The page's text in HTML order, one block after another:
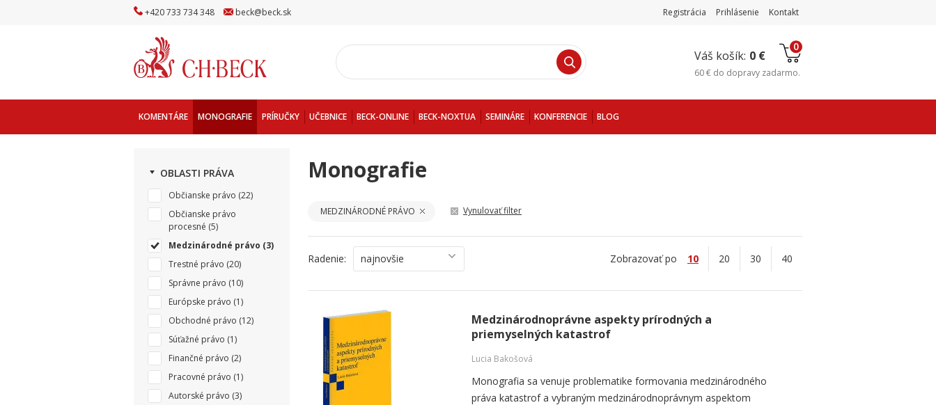
+420733 734348 beck@beck.sk Registrácia Prihlásenie Kontakt
Váš košík: 0 €
0
60 € do dopravy zadarmo.
KOMENTÁRE MONOGRAFIE PRÍRUČKY UČEBNICE BECK-ONLINE BECK-NOXTUA SEMINÁRE KONFERENCIE BLOG
OBLASTI PRÁVA
Občianske právo (22)
Občianske právo
procesné (5)
Medzinárodné právo (3)
Trestné právo (20)
Správne právo (10)
Európske právo (1)
Obchodné právo (12)
Súťažné právo (1)
Finančné právo (2)
Pracovné právo (1)
Autorské právo (3)
Monografie
MEDZINÁRODNÉ PRÁVO Vynulovať filter
Radenie: najnovšie Zobrazovať po 10 20 30 40
Medzinárodnoprávne aspekty prírodných a
priemyselných katastrof
Lucia Bakošová
Monografia sa venuje problematike formovania medzinárodného
práva katastrof a vybraným medzinárodnoprávnym aspektom